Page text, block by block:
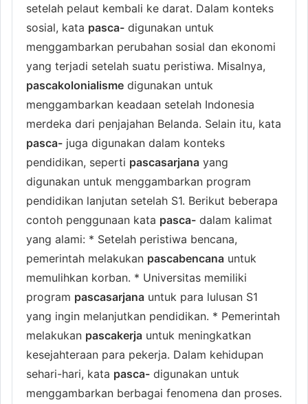
setelah pelaut kembali ke darat. Dalam konteks
sosial, kata pasca- digunakan untuk
menggambarkan perubahan sosial dan ekonomi
yang terjadi setelah suatu peristiwa. Misalnya,
pascakolonialisme digunakan untuk
menggambarkan keadaan setelah Indonesia
merdeka dari penjajahan Belanda. Selain itu, kata
pasca- juga digunakan dalam konteks
pendidikan, seperti pascasarjana yang
digunakan untuk menggambarkan program
pendidikan lanjutan setelah S1. Berikut beberapa
contoh penggunaan kata pasca- dalam kalimat
yang alami: * Setelah peristiwa bencana,
pemerintah melakukan pascabencana untuk
memulihkan korban. * Universitas memiliki
program pascasarjana untuk para lulusan S1
yang ingin melanjutkan pendidikan. * Pemerintah
melakukan pascakerja untuk meningkatkan
kesejahteraan para pekerja. Dalam kehidupan
sehari-hari, kata pasca- digunakan untuk
menggambarkan berbagai fenomena dan proses.